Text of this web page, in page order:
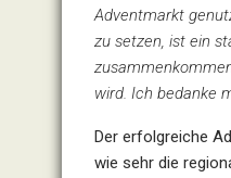
Adventmarkt
zu setzen, ist ein
wird. Ich bedanke
Der erfolgreiche
wie sehr die